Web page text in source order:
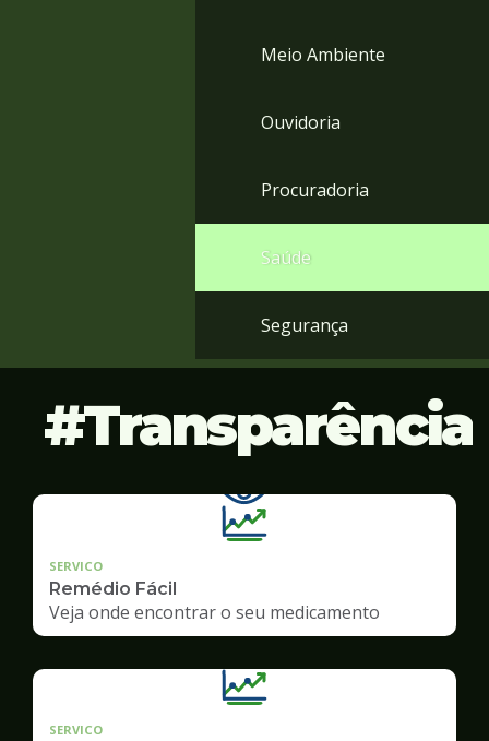
Meio Ambiente
Ouvidoria
Procuradoria
Saúde
Segurança
Transparência
SERVICO
Remédio Fácil
Veja onde encontrar o seu medicamento
SERVICO